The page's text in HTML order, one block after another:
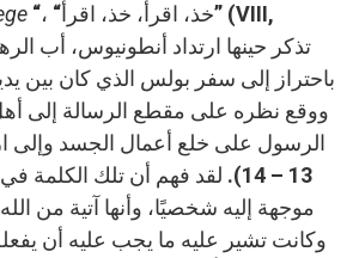
“، “خذ، اقرأ، خذ، اقرأ” (VIII,
باحتراز إلى سفر بولس الذي كان بين
ووقع نظره على مقطع الرسالة إلى
13 – 14). لقد فهم أن تلك
موجهة إليه شخصيًا، وأنها آتية من
وكانت تشير عليه ما يجب عليه أن